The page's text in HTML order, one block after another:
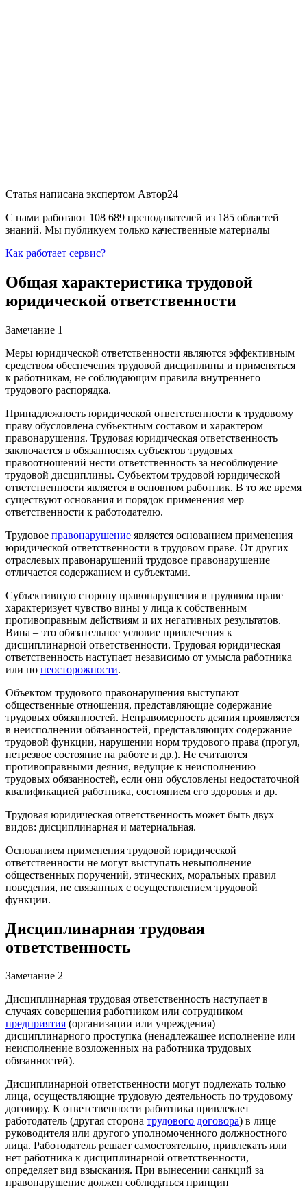
Статья написана экспертом Автор24
С нами работают 108 689 преподавателей из 185 областей
знаний. Мы публикуем только качественные материалы
Как работает сервис?
Общая характеристика трудовой
юридической ответственности
Замечание 1
Меры юридической ответственности являются эффективным
средством обеспечения трудовой дисциплины и применяться
к работникам, не соблюдающим правила внутреннего
трудового распорядка.
Принадлежность юридической ответственности к трудовому
праву обусловлена субъектным составом и характером
правонарушения. Трудовая юридическая ответственность
заключается в обязанностях субъектов трудовых
правоотношений нести ответственность за несоблюдение
трудовой дисциплины. Субъектом трудовой юридической
ответственности является в основном работник. В то же время
существуют основания и порядок применения мер
ответственности к работодателю.
Трудовое правонарушение является основанием применения
юридической ответственности в трудовом праве. От других
отраслевых правонарушений трудовое правонарушение
отличается содержанием и субъектами.
Субъективную сторону правонарушения в трудовом праве
характеризует чувство вины у лица к собственным
противоправным действиям и их негативных результатов.
Вина – это обязательное условие привлечения к
дисциплинарной ответственности. Трудовая юридическая
ответственность наступает независимо от умысла работника
или по неосторожности.
Объектом трудового правонарушения выступают
общественные отношения, представляющие содержание
трудовых обязанностей. Неправомерность деяния проявляется
в неисполнении обязанностей, представляющих содержание
трудовой функции, нарушении норм трудового права (прогул,
нетрезвое состояние на работе и др.). Не считаются
противоправными деяния, ведущие к неисполнению
трудовых обязанностей, если они обусловлены недостаточной
квалификацией работника, состоянием его здоровья и др.
Трудовая юридическая ответственность может быть двух
видов: дисциплинарная и материальная.
Основанием применения трудовой юридической
ответственности не могут выступать невыполнение
общественных поручений, этических, моральных правил
поведения, не связанных с осуществлением трудовой
функции.
Дисциплинарная трудовая
ответственность
Замечание 2
Дисциплинарная трудовая ответственность наступает в
случаях совершения работником или сотрудником
предприятия (организации или учреждения)
дисциплинарного проступка (ненадлежащее исполнение или
неисполнение возложенных на работника трудовых
обязанностей).
Дисциплинарной ответственности могут подлежать только
лица, осуществляющие трудовую деятельность по трудовому
договору. К ответственности работника привлекает
работодатель (другая сторона трудового договора) в лице
руководителя или другого уполномоченного должностного
лица. Работодатель решает самостоятельно, привлекать или
нет работника к дисциплинарной ответственности,
определяет вид взыскания. При вынесении санкций за
правонарушение должен соблюдаться принцип